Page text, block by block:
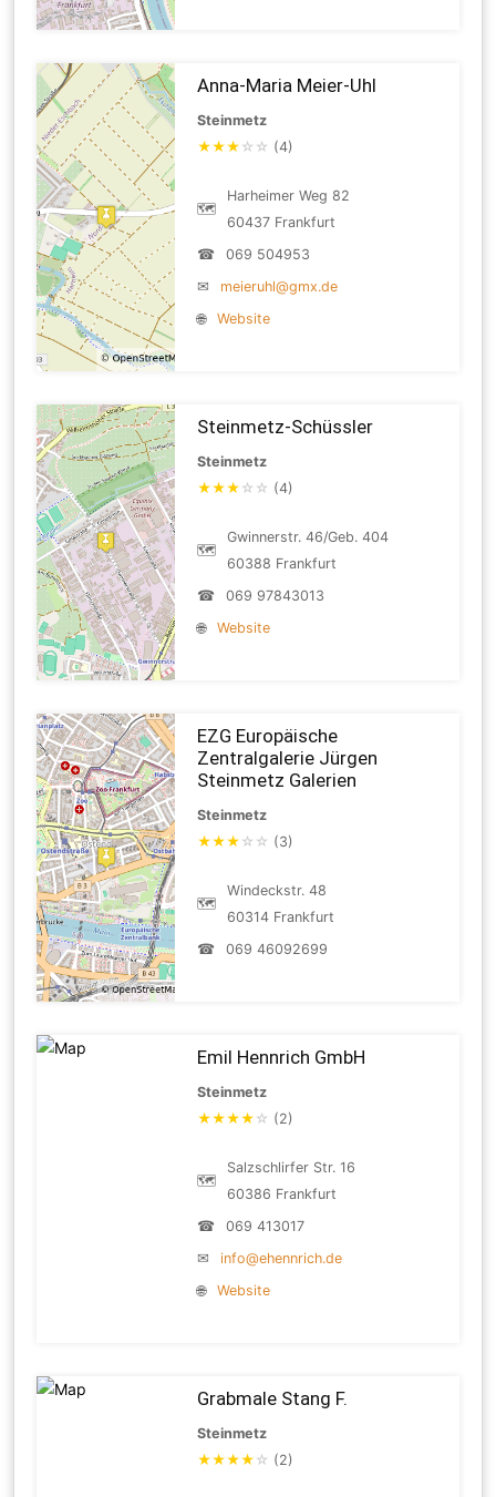
Anna-Maria Meier-Uhl
Steinmetz
★★★ ☆ ☆ (4)
🗺
Harheimer Weg 82
60437 Frankfurt
☎
069 504953
✉
meieruhl@gmx.de
🌐
Website
Steinmetz-Schüssler
Steinmetz
★★★ ☆ ☆ (4)
🗺
Gwinnerstr. 46/Geb. 404
60388 Frankfurt
☎
069 97843013
🌐
Website
EZG Europäische
Zentralgalerie Jürgen
Steinmetz Galerien
Steinmetz
★★★ ☆ ☆ (3)
🗺
Windeckstr. 48
60314 Frankfurt
☎
069 46092699
Emil Hennrich GmbH
Steinmetz
★★★★ ☆ (2)
🗺
Salzschlirfer Str. 16
60386 Frankfurt
☎
069 413017
✉
info@ehennrich.de
🌐
Website
Grabmale Stang F.
Steinmetz
★★★★ ☆ (2)